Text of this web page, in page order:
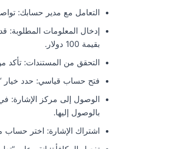
التعامل مع مدير حسابك:
إدخال المعلومات المطلوبة:
بقيمة 100 دولار.
التحقق من المستندات: تأكد
فتح حساب قياسي: حدد خيار
الوصول إلى مركز الإشارة:
بالوصول إليها.
اشتراك الإشارة: اختر حساب